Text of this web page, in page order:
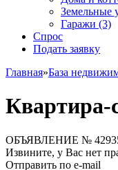
Земельные
Гаражи (3)
Спрос
Подать заявку
Главная»База
Квартира-
ОБЪЯВЛЕНИЕ №
Извините, у Вас нет
Отправить по e-mail